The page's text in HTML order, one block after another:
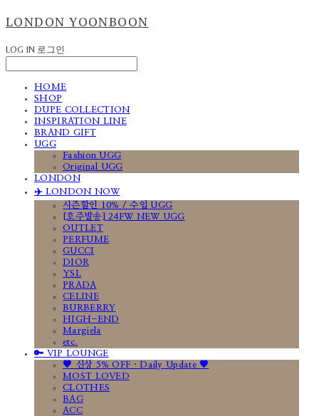
LONDON YOONBOON
LOG IN 로그인
HOME
SHOP
DUPE COLLECTION
INSPIRATION LINE
BRAND GIFT
UGG
Fashion UGG
Original UGG
LONDON
✈️ LONDON NOW
시즌할인 10% / 수입 UGG
[호주발송] 24FW NEW UGG
OUTLET
PERFUME
GUCCI
DIOR
YSL
PRADA
CELINE
BURBERRY
HIGH-END
Margiela
etc.
🔑 VIP LOUNGE
🤎 신상 5% OFF · Daily Update 🤎
MOST LOVED
CLOTHES
BAG
ACC